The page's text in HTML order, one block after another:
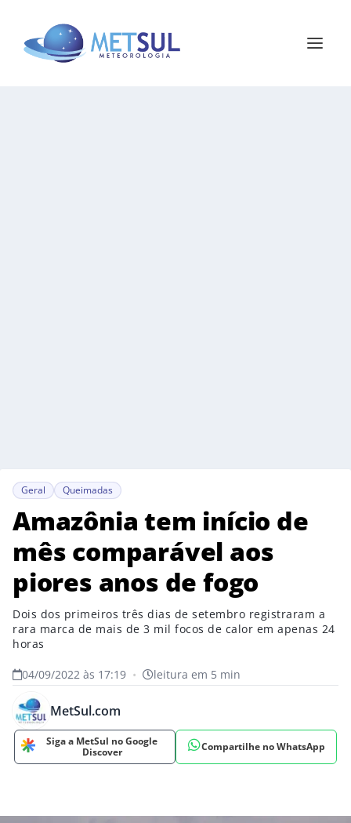
Geral Queimadas
Amazônia tem início de
mês comparável aos
piores anos de fogo
Dois dos primeiros três dias de setembro registraram a
rara marca de mais de 3 mil focos de calor em apenas 24
horas
04/09/2022 às 17:19 • leitura em 5 min
MetSul.com
Siga a MetSul no Google
Discover
Compartilhe no WhatsApp